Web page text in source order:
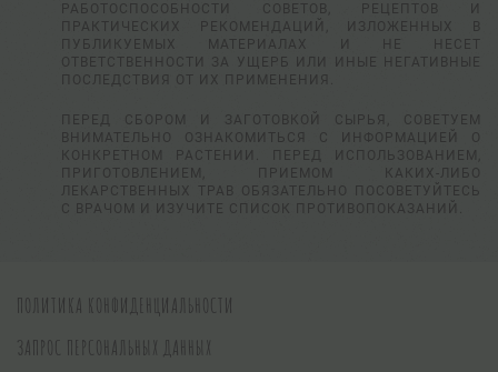
РАБОТОСПОСОБНОСТИ СОВЕТОВ, РЕЦЕПТОВ И
ПРАКТИЧЕСКИХ РЕКОМЕНДАЦИЙ, ИЗЛОЖЕННЫХ В
ПУБЛИКУЕМЫХ МАТЕРИАЛАХ И НЕ НЕСЕТ
ОТВЕТСТВЕННОСТИ ЗА УЩЕРБ ИЛИ ИНЫЕ НЕГАТИВНЫЕ
ПОСЛЕДСТВИЯ ОТ ИХ ПРИМЕНЕНИЯ.
ПЕРЕД СБОРОМ И ЗАГОТОВКОЙ СЫРЬЯ, СОВЕТУЕМ
ВНИМАТЕЛЬНО ОЗНАКОМИТЬСЯ С ИНФОРМАЦИЕЙ О
КОНКРЕТНОМ РАСТЕНИИ. ПЕРЕД ИСПОЛЬЗОВАНИЕМ,
ПРИГОТОВЛЕНИЕМ, ПРИЕМОМ КАКИХ-ЛИБО
ЛЕКАРСТВЕННЫХ ТРАВ ОБЯЗАТЕЛЬНО ПОСОВЕТУЙТЕСЬ
С ВРАЧОМ И ИЗУЧИТЕ СПИСОК ПРОТИВОПОКАЗАНИЙ.
ПОЛИТИКА КОНФИДЕНЦИАЛЬНОСТИ
ЗАПРОС ПЕРСОНАЛЬНЫХ ДАННЫХ